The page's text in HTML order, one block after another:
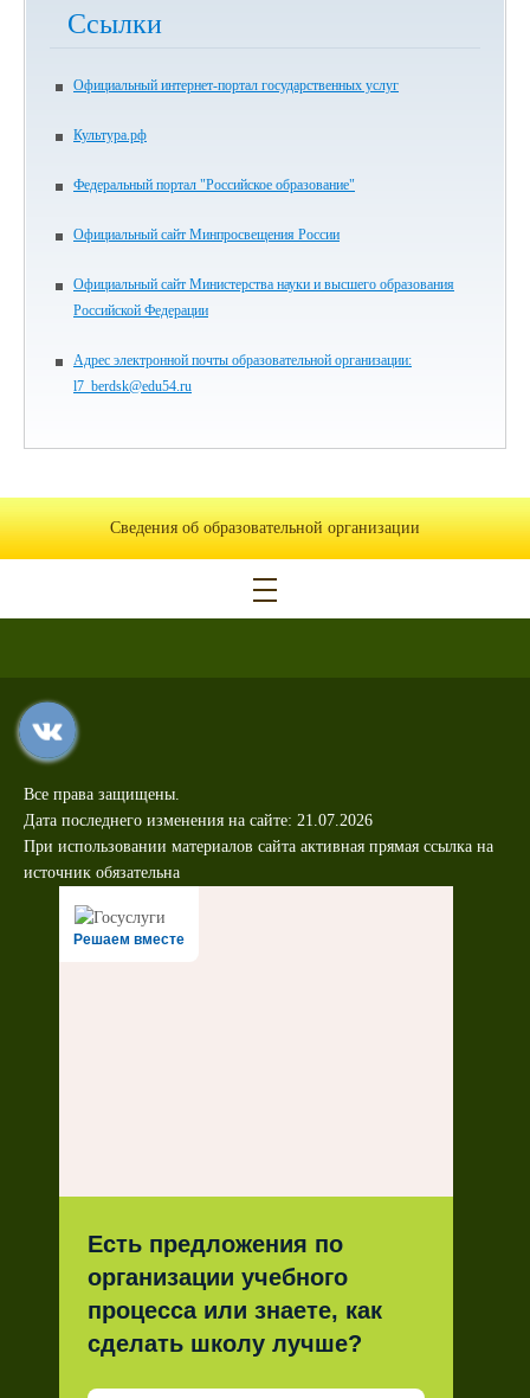
Ссылки
Официальный интернет-портал государственных услуг
Культура.рф
Федеральный портал "Российское образование"
Официальный сайт Минпросвещения России
Официальный сайт Министерства науки и высшего образования
Российской Федерации
Адрес электронной почты образовательной организации:
l7_berdsk@edu54.ru
Сведения об образовательной организации
Все права защищены.
Дата последнего изменения на сайте: 21.07.2026
При использовании материалов сайта активная прямая ссылка на
источник обязательна
Решаем вместе
Есть предложения по
организации учебного
процесса или знаете, как
сделать школу лучше?